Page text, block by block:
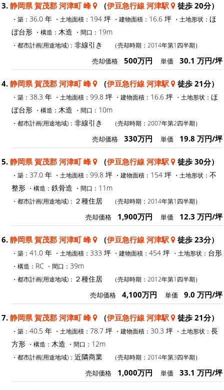
3. 静岡県 賀茂郡 河津町 峰 （伊豆急行線 河津駅 徒歩 20分）
・築： 36.0 年 ・土地面積： 194 坪 ・建物面積： 16.6 坪 ・土地形状： ほ
ぼ台形 ・構造： 木造 ・間口： 19m
・都市計画(用途地域)： 非線引き （売却時期：2014年第1四半期）
売却価格 500万円 単価 30.1 万円/坪
4. 静岡県 賀茂郡 河津町 峰 （伊豆急行線 河津駅 徒歩 21分）
・築： 38.3 年 ・土地面積： 99.8 坪 ・建物面積： 16.6 坪 ・土地形状： ほ
ぼ台形 ・構造： 木造 ・間口： 10m
・都市計画(用途地域)： 非線引き （売却時期：2007年第2四半期）
売却価格 330万円 単価 19.8 万円/坪
5. 静岡県 賀茂郡 河津町 峰 （伊豆急行線 河津駅 徒歩 30分）
・築： 37.0 年 ・土地面積： 99.8 坪 ・建物面積： 154 坪 ・土地形状： 不
整形 ・構造： 鉄骨造 ・間口： 11m
・都市計画(用途地域)： ２種住居 （売却時期：2014年第1四半期）
売却価格 1,900万円 単価 12.3 万円/坪
6. 静岡県 賀茂郡 河津町 峰 （伊豆急行線 河津駅 徒歩 23分）
・築： 41.0 年 ・土地面積： 333 坪 ・建物面積： 454 坪 ・土地形状： 台形
・構造： RC ・間口： 39m
・都市計画(用途地域)： ２種住居 （売却時期：2012年第1四半期）
売却価格 4,100万円 単価 9.0 万円/坪
7. 静岡県 賀茂郡 河津町 峰 （伊豆急行線 河津駅 徒歩 21分）
・築： 40.5 年 ・土地面積： 78.7 坪 ・建物面積： 30.3 坪 ・土地形状： 長
方形 ・構造： 木造 ・間口： 12m
・都市計画(用途地域)： 近隣商業 （売却時期：2014年第3四半期）
売却価格 1,000万円 単価 33.1 万円/坪